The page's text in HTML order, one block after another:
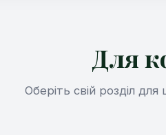
Для
Оберіть свій розділ